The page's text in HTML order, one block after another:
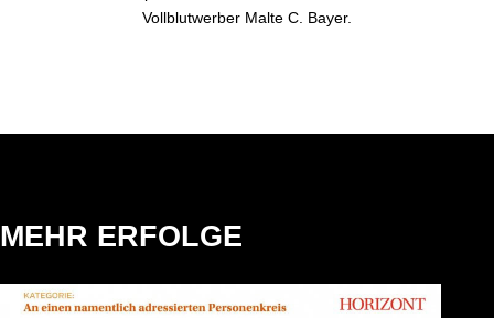
Vollblutwerber Malte C. Bayer.
MEHR ERFOLGE